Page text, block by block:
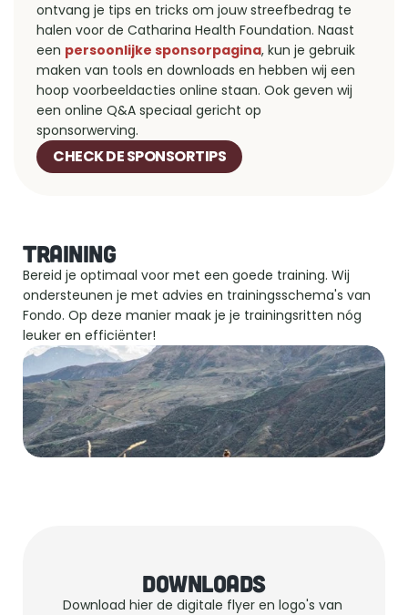
ontvang je tips en tricks om jouw streefbedrag te
halen voor de Catharina Health Foundation. Naast
een persoonlijke sponsorpagina, kun je gebruik
maken van tools en downloads en hebben wij een
hoop voorbeeldacties online staan. Ook geven wij
een online Q&A speciaal gericht op
sponsorwerving.
CHECK DE SPONSORTIPS
TRAINING
Bereid je optimaal voor met een goede training. Wij
ondersteunen je met advies en trainingsschema's van
Fondo. Op deze manier maak je je trainingsritten nóg
leuker en efficiënter!
DOWNLOADS
Download hier de digitale flyer en logo's van